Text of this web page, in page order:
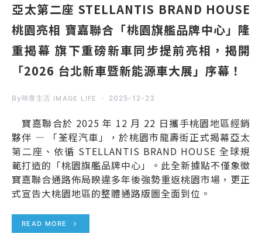
亞太第二座 STELLANTIS BRAND HOUSE
桃園亮相 寶嘉聯合「桃園旗艦品牌中心」隆
重揭幕 旗下重磅新車同步提前亮相，揭開
「2026 台北新車暨新能源車大展」序幕！
By 映像生活 IMAGE LIFE 2025-12-23
寶嘉聯合於 2025 年 12 月 22 日攜手桃園地區經銷
夥伴 — 「荃程汽車」，於桃園市龍壽街正式揭幕亞太
第二座、依循 STELLANTIS BRAND HOUSE 全球規
範打造的「桃園旗艦品牌中心」。此全新據點不僅象徵
寶嘉聯合通路佈局睽違多年後強勢重返桃園市場，更正
式宣告大桃園地區的整體通路版圖全面到位。
READ MORE